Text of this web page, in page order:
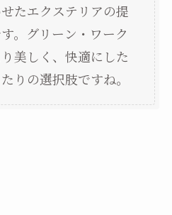
たエクステリアの提
。グリーン・ワーク
美しく、快適にした
りの選択肢ですね。